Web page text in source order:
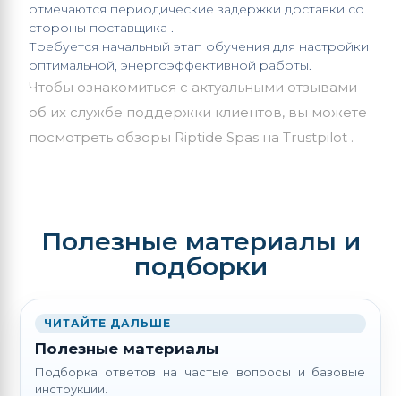
отмечаются периодические задержки доставки со
стороны поставщика .
Требуется начальный этап обучения для настройки
оптимальной, энергоэффективной работы.
Чтобы ознакомиться с актуальными отзывами
об их службе поддержки клиентов, вы можете
посмотреть обзоры Riptide Spas на Trustpilot .
Полезные материалы и
подборки
ЧИТАЙТЕ ДАЛЬШЕ
Полезные материалы
Подборка ответов на частые вопросы и базовые
инструкции.